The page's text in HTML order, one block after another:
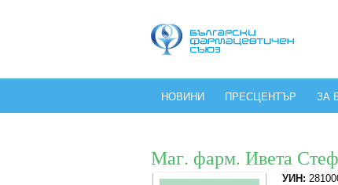
НОВИНИ ПРЕСЦЕНТЪР ЗА
Маг. фарм. Ивета
УИН: